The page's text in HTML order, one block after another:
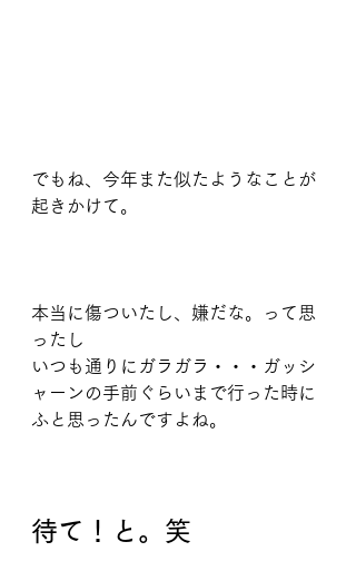
でもね、今年また似たようなことが
起きかけて。
本当に傷ついたし、嫌だな。って思
ったし
いつも通りにガラガラ・・・ガッシ
ャーンの手前ぐらいまで行った時に
ふと思ったんですよね。
待て！と。笑